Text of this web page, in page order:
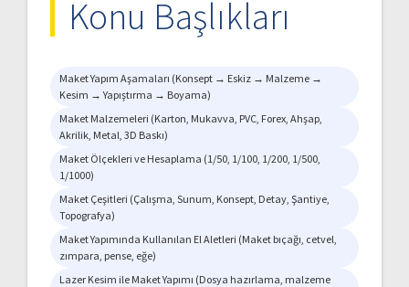
Konu Başlıkları
Maket Yapım Aşamaları (Konsept → Eskiz → Malzeme →
Kesim → Yapıştırma → Boyama)
Maket Malzemeleri (Karton, Mukavva, PVC, Forex, Ahşap,
Akrilik, Metal, 3D Baskı)
Maket Ölçekleri ve Hesaplama (1/50, 1/100, 1/200, 1/500,
1/1000)
Maket Çeşitleri (Çalışma, Sunum, Konsept, Detay, Şantiye,
Topografya)
Maket Yapımında Kullanılan El Aletleri (Maket bıçağı, cetvel,
zımpara, pense, eğe)
Lazer Kesim ile Maket Yapımı (Dosya hazırlama, malzeme